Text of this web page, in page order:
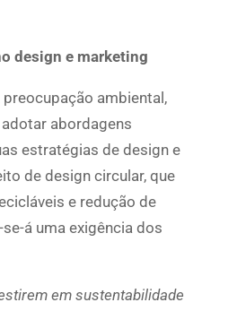
design e marketing
ambiental,
abordagens
estratégias de design e
de design circular, que
e redução de
á uma exigência dos
em sustentabilidade